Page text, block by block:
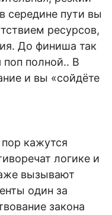
середине пути вы
ресурсов,
До финиша так
полной.. В
и вы «сойдёте
кажутся
логике и
вызывают
один за
закона